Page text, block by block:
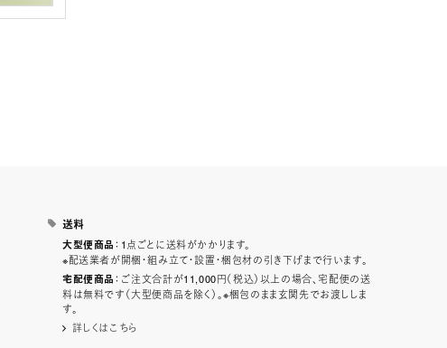
送料
大型便商品 ：1点ごとに送料がかかります。
※配送業者が開梱・組み立て・設置・梱包材の引き下げまで行います。
宅配便商品 ：ご注文合計が11,000円（税込）以上の場合、宅配便の送
料は無料です（大型便商品を除く）。※梱包のまま玄関先でお渡ししま
す。
詳しくはこちら